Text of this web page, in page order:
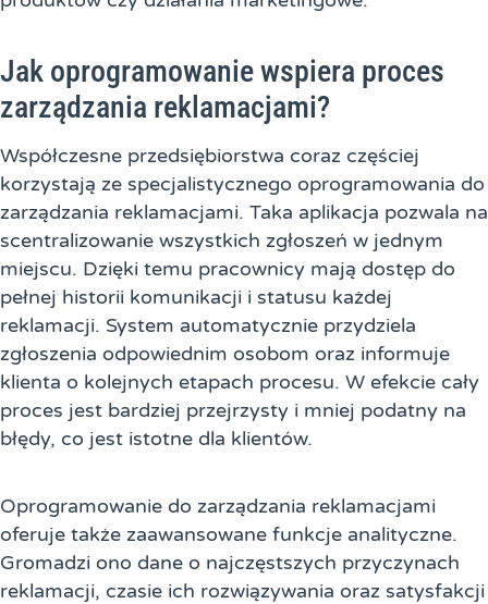
Jak oprogramowanie wspiera proces
zarządzania reklamacjami?
Współczesne przedsiębiorstwa coraz częściej
korzystają ze specjalistycznego oprogramowania do
zarządzania reklamacjami. Taka aplikacja pozwala na
scentralizowanie wszystkich zgłoszeń w jednym
miejscu. Dzięki temu pracownicy mają dostęp do
pełnej historii komunikacji i statusu każdej
reklamacji. System automatycznie przydziela
zgłoszenia odpowiednim osobom oraz informuje
klienta o kolejnych etapach procesu. W efekcie cały
proces jest bardziej przejrzysty i mniej podatny na
błędy, co jest istotne dla klientów.
Oprogramowanie do zarządzania reklamacjami
oferuje także zaawansowane funkcje analityczne.
Gromadzi ono dane o najczęstszych przyczynach
reklamacji, czasie ich rozwiązywania oraz satysfakcji